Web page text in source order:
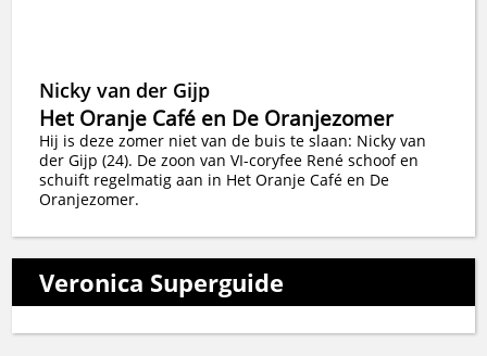
Nicky van der Gijp
Het Oranje Café en De Oranjezomer
Hij is deze zomer niet van de buis te slaan: Nicky van
der Gijp (24). De zoon van VI-coryfee René schoof en
schuift regelmatig aan in Het Oranje Café en De
Oranjezomer.
Veronica Superguide